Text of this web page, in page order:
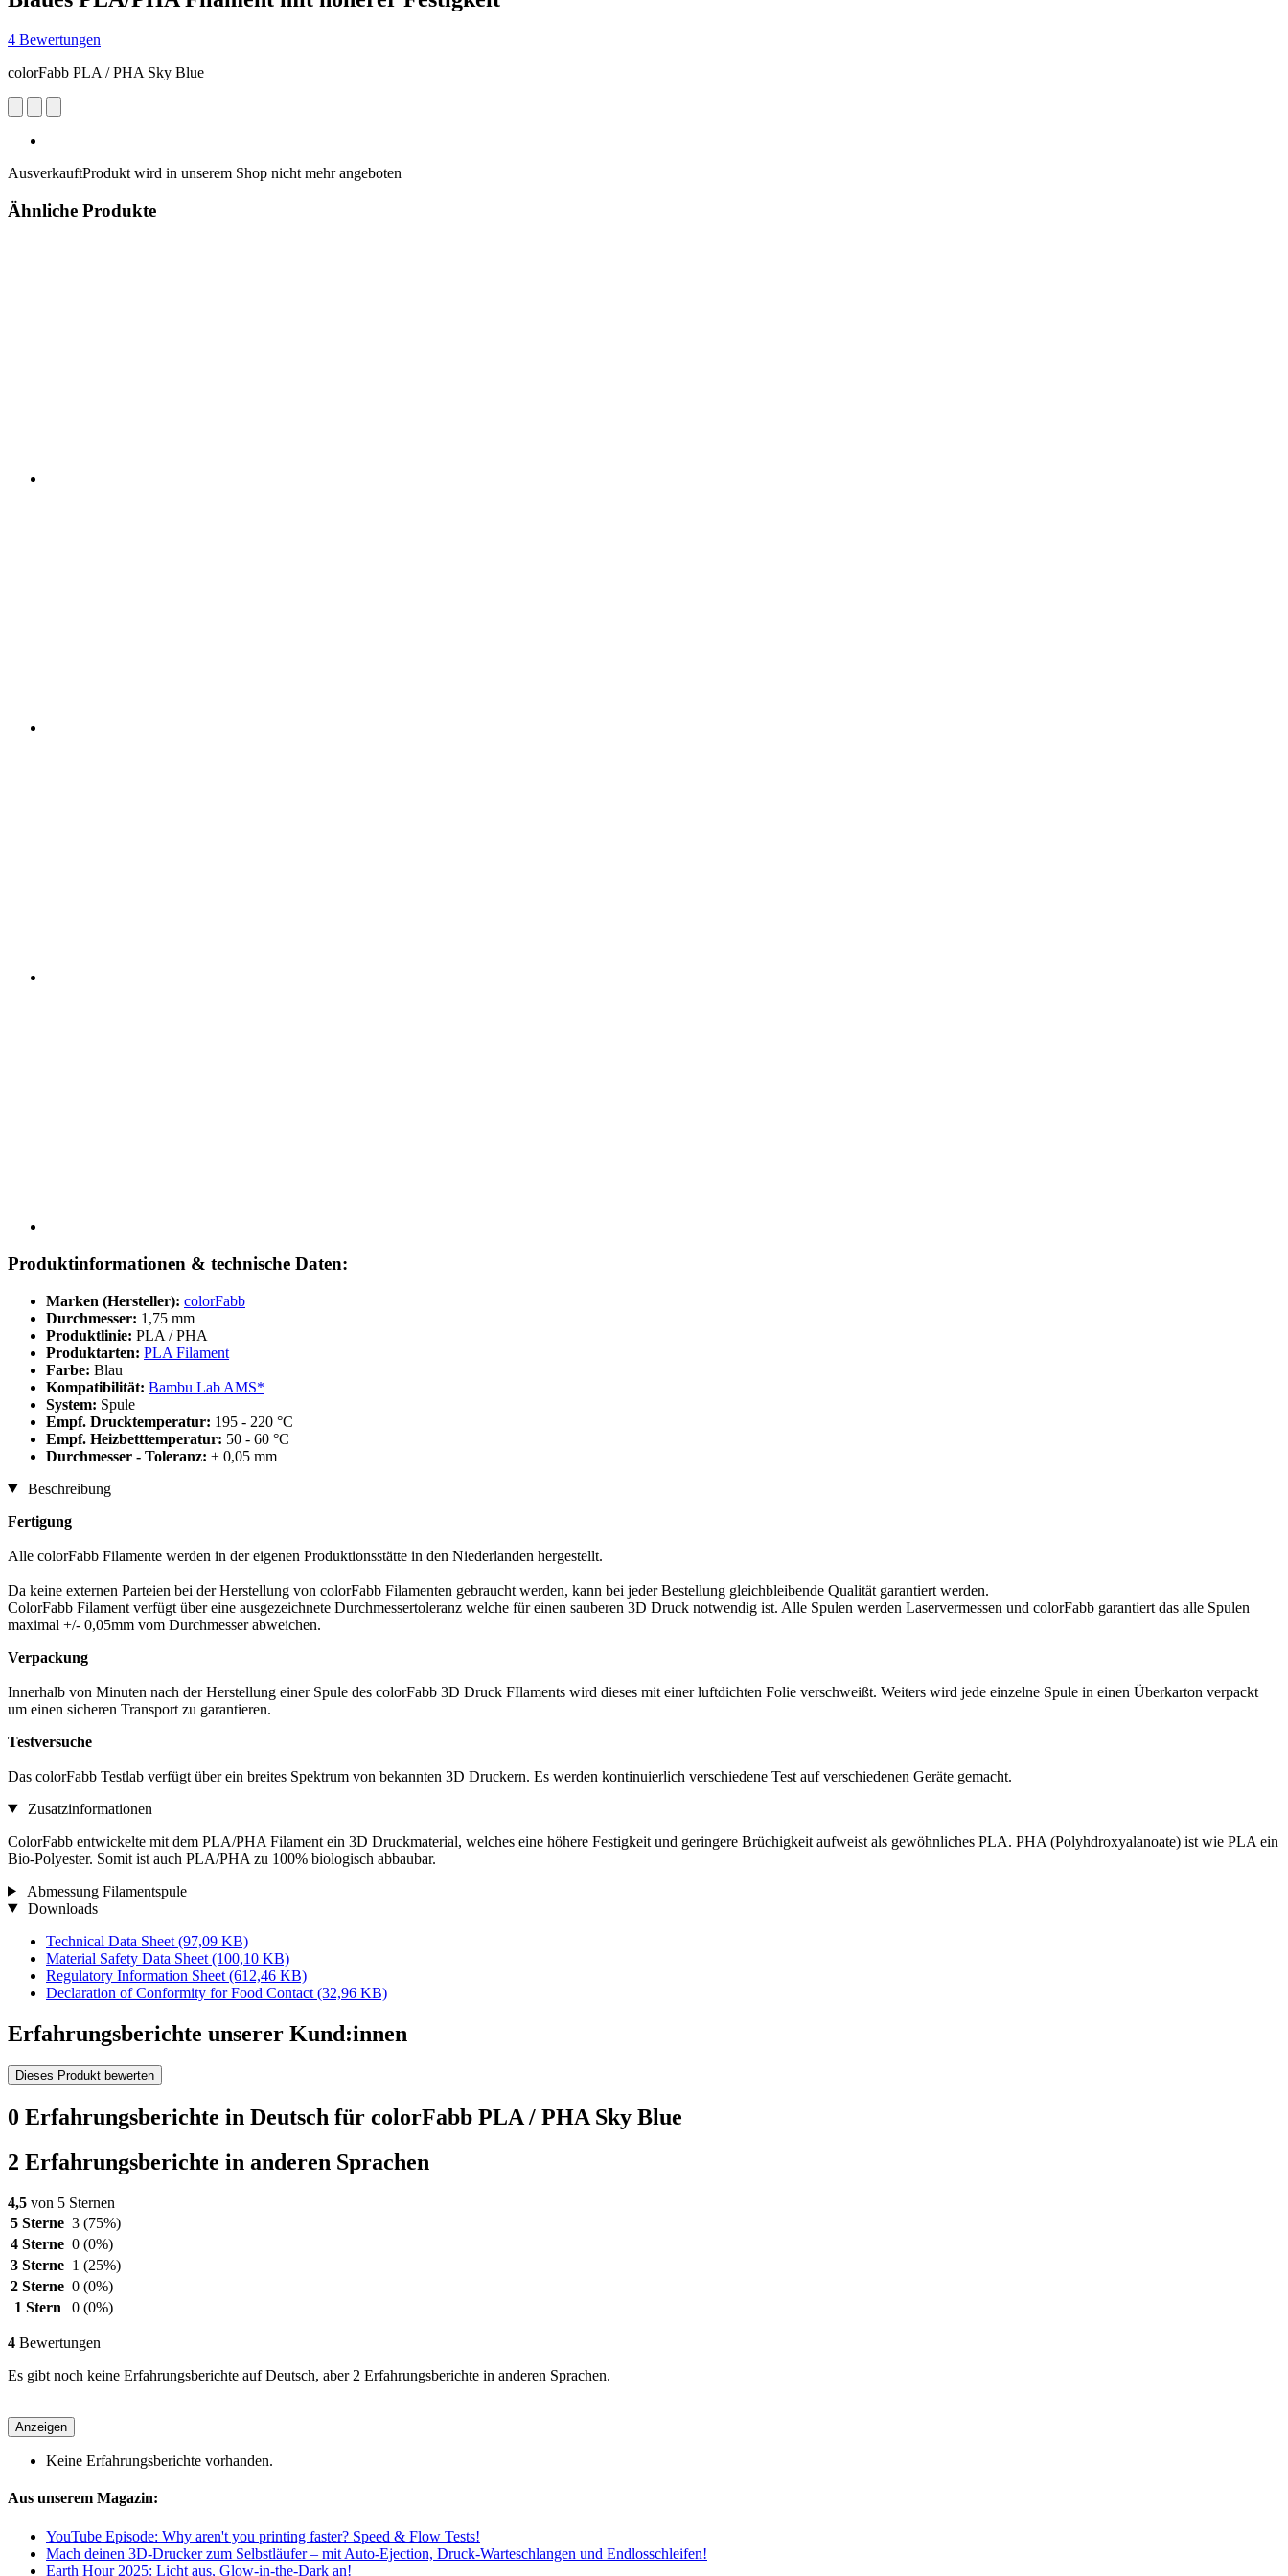
4 Bewertungen
colorFabb PLA / PHA Sky Blue
AusverkauftProdukt wird in unserem Shop nicht mehr angeboten
Ähnliche Produkte
Produktinformationen & technische Daten:
Marken (Hersteller): colorFabb
Durchmesser: 1,75 mm
Produktlinie: PLA / PHA
Produktarten: PLA Filament
Farbe: Blau
Kompatibilität: Bambu Lab AMS*
System: Spule
Empf. Drucktemperatur: 195 - 220 °C
Empf. Heizbetttemperatur: 50 - 60 °C
Durchmesser - Toleranz: ± 0,05 mm
Beschreibung
Fertigung
Alle colorFabb Filamente werden in der eigenen Produktionsstätte in den Niederlanden hergestellt.
Da keine externen Parteien bei der Herstellung von colorFabb Filamenten gebraucht werden, kann bei jeder Bestellung gleichbleibende Qualität garantiert werden.
ColorFabb Filament verfügt über eine ausgezeichnete Durchmessertoleranz welche für einen sauberen 3D Druck notwendig ist. Alle Spulen werden Laservermessen und colorFabb garantiert das alle Spulen
maximal +/- 0,05mm vom Durchmesser abweichen.
Verpackung
Innerhalb von Minuten nach der Herstellung einer Spule des colorFabb 3D Druck FIlaments wird dieses mit einer luftdichten Folie verschweißt. Weiters wird jede einzelne Spule in einen Überkarton verpackt
um einen sicheren Transport zu garantieren.
Testversuche
Das colorFabb Testlab verfügt über ein breites Spektrum von bekannten 3D Druckern. Es werden kontinuierlich verschiedene Test auf verschiedenen Geräte gemacht.
Zusatzinformationen
ColorFabb entwickelte mit dem PLA/PHA Filament ein 3D Druckmaterial, welches eine höhere Festigkeit und geringere Brüchigkeit aufweist als gewöhnliches PLA. PHA (Polyhdroxyalanoate) ist wie PLA ein
Bio-Polyester. Somit ist auch PLA/PHA zu 100% biologisch abbaubar.
Abmessung Filamentspule
Downloads
Technical Data Sheet (97,09 KB)
Material Safety Data Sheet (100,10 KB)
Regulatory Information Sheet (612,46 KB)
Declaration of Conformity for Food Contact (32,96 KB)
Erfahrungsberichte unserer Kund:innen
Dieses Produkt bewerten
0 Erfahrungsberichte in Deutsch für colorFabb PLA / PHA Sky Blue
2 Erfahrungsberichte in anderen Sprachen
4,5 von 5 Sternen
5 Sterne 3 (75%)
4 Sterne 0 (0%)
3 Sterne 1 (25%)
2 Sterne 0 (0%)
1 Stern
0 (0%)
4 Bewertungen
Es gibt noch keine Erfahrungsberichte auf Deutsch, aber 2 Erfahrungsberichte in anderen Sprachen.
Anzeigen
Keine Erfahrungsberichte vorhanden.
Aus unserem Magazin:
YouTube Episode: Why aren't you printing faster? Speed & Flow Tests!
Mach deinen 3D-Drucker zum Selbstläufer – mit Auto-Ejection, Druck-Warteschlangen und Endlosschleifen!
Earth Hour 2025: Licht aus, Glow-in-the-Dark an!